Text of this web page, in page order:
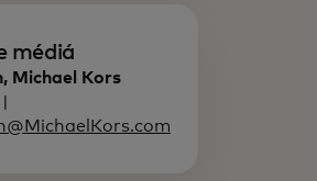
médiá
Michael Kors